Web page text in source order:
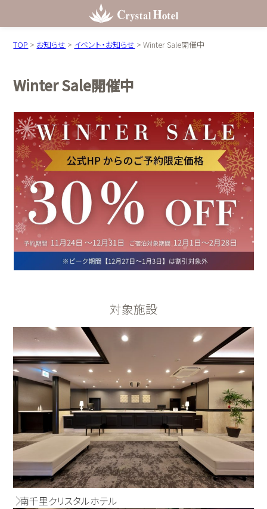
TOP > お知らせ > イベント・お知らせ >Winter Sale開催中
Winter Sale開催中
対象施設
南千里クリスタルホテル